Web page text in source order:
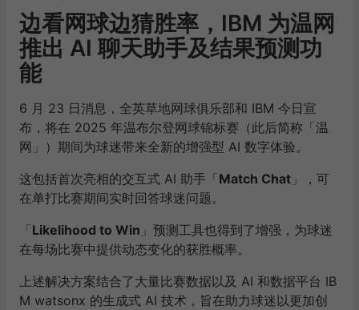
边看网球边猜胜率，IBM 为温网
推出 AI 聊天助手及结果预测功
能
6 月 23 日消息，全英草地网球俱乐部和 IBM 今日宣
布，将在 2025 年温布尔登网球锦标赛（此后简称「温
网」）期间为球迷带来全新的增强型 AI 数字体验。
这包括首次亮相的交互式 AI 助手「Match Chat 」，可
在单打比赛期间实时回答球迷问题。
「Likelihood to Win 」预测工具也得到了增强，为球迷
在每场比赛中提供动态变化的获胜概率。
上述解决方案结合了大量比赛数据以及 AI 和数据平台 IB
M watsonx 的生成式 AI 技术，旨在助力球迷以更加创